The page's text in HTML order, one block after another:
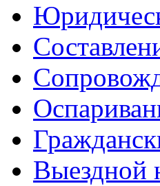
Выездной